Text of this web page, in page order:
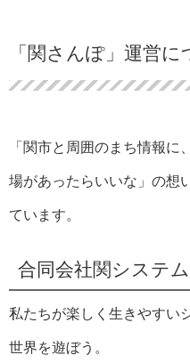
「関さんぽ」運営に
「関市と周囲のまち情報
場があったらいいな」の想
ています。
合同会社関システ
私たちが楽しく生きやすい
世界を遊ぼう。